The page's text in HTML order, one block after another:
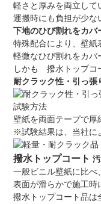
軽さと厚みを両立して
運搬時にも負担が少な
下地のひび割れをカバ
特殊配合により、壁紙
軽微なひび割れをカバ
しかも 撥水トップコ
耐クラック性・引っ張
試験方法
壁紙を両面テープで厚
※試験結果は、当社に
撥水トップコート
一般ビニル壁紙に比べ
表面が滑らかで施工時
撥水トップコート品は